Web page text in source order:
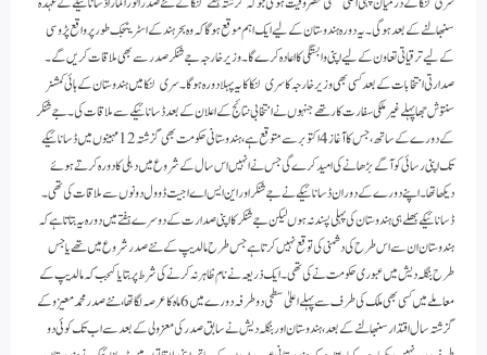
سنبھالنے کے بعد ہوگی۔ یہ دورہ ہندوستان کے لیے ایک اہم موقع ہوگا کہ وہ بحر ہند کے اسٹریٹجک طور پر واقع پڑوسی
کے لیے ترقیاتی تعاون کے لیے اپنی وابستگی کا اعادہ کرے گا۔ وزیر خارجہ جے شنکر صدر سے بھی ملاقات کریں گے۔
صدارتی انتخابات کے بعد کسی بھی وزیر خارجہ کا سری لنکا کا یہ پہلا دورہ ہوگا۔ سری لنکا میں ہندوستان کے ہائی کمشنر
سنتوش جھا پہلے غیر ملکی سفارت کار تھے جنہوں نے انتخابی نتائج کے اعلان کے بعد ڈسانائیکے سے ملاقات کی۔جے شنکر
کے دورے کے ساتھ، جس کا آغاز 4 اکتوبر سے متوقع ہے، ہندوستانی حکومت بھی گزشتہ 12 مہینوں میں ڈسانائیکے
تک اپنی رسائی کو آگے بڑھانے کی امید کرے گی جس نے انہیں اس سال کے شروع میں دہلی کا دورہ کرتے ہوئے
دیکھا تھا۔ اپنے دورے کے دوران ڈسانائیکے نے جے شنکر اور این ایس اے اجیت ڈوول دونوں سے ملاقات کی تھی۔
ڈسانائیکے بھلے ہی ہندوستان کی پہلی پسند نہ ہوں لیکن جے شنکر کا اپنی صدارت کے دوسرے ہفتے میں دورہ یہ بتاتا ہے کہ
ہندوستان ان سے اس طرح کی دشمنی کی توقع نہیں کرتا ہے جس طرح مالدیپ کے نئے صدر شروع میں تھے یا جس
طرح بنگلہ دیش میں عبوری حکومت نے کی تھی۔ ایک ذریعہ نے نام ظاہر نہ کرنے کی شرط پر بتایا کہجب کہ مالدیپ کے
معاملے میں کسی بھی ملک کی طرف سے پہلے اعلیٰ سطحی دو طرفہ دورے میں 6 ماہ کا عرصہ لگا تھا، نئے صدر محمد معیزو کے
گزشتہ سال اقتدار سنبھالنے کے بعد، ہندوستان اور بنگلہ دیش نے سابق صدر کی معزولی کے بعد سے اب تک کوئی دو